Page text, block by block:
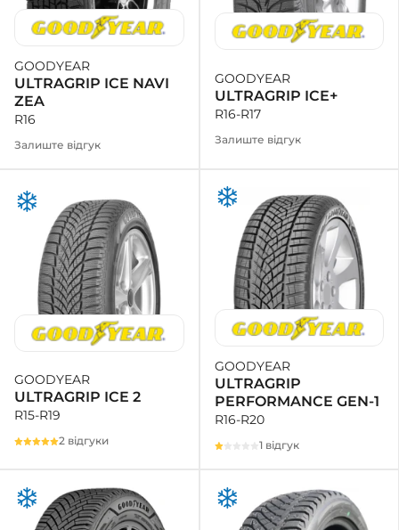
GOODYEAR
ULTRAGRIP ICE NAVI
ZEA
R16
Залиште відгук
GOODYEAR
ULTRAGRIP ICE+
R16-R17
Залиште відгук
GOODYEAR
ULTRAGRIP ICE 2
R15-R19
2 відгуки
GOODYEAR
ULTRAGRIP
PERFORMANCE GEN-1
R16-R20
1 відгук